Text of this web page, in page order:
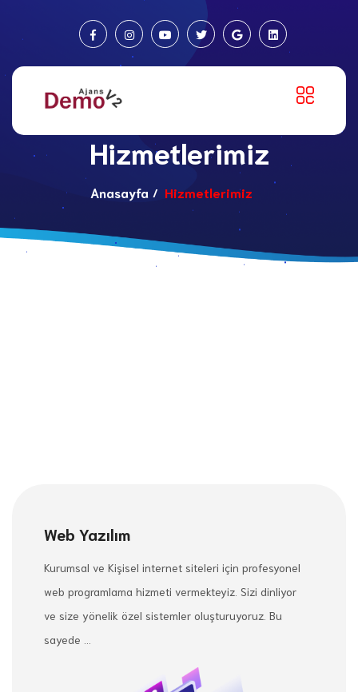
Hizmetlerimiz
Anasayfa Hizmetlerimiz
Web Yazılım
Kurumsal ve Kişisel internet siteleri için profesyonel
web programlama hizmeti vermekteyiz. Sizi dinliyor
ve size yönelik özel sistemler oluşturuyoruz. Bu
sayede ...